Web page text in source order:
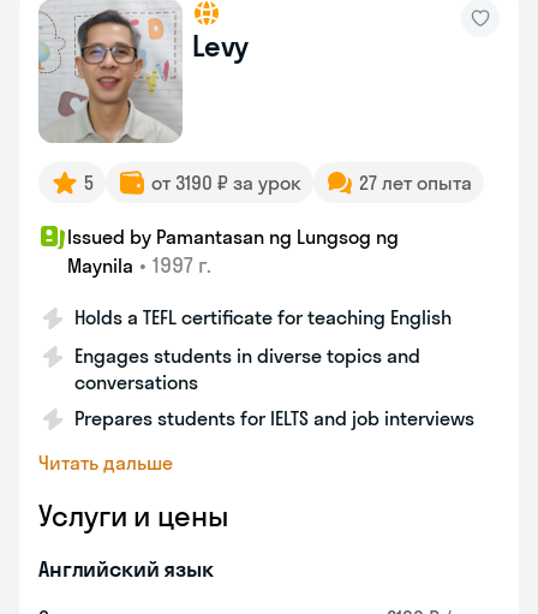
Levy
5 от 3190 ₽ за урок 27 лет опыта
Issued by Pamantasan ng Lungsog ng
Maynila • 1997 г.
Holds a TEFL certificate for teaching English
Engages students in diverse topics and
conversations
Prepares students for IELTS and job interviews
Читать дальше
Услуги и цены
Английский язык